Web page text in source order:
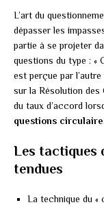
L’art du
dépasser les
partie à se projeter
questions du type : «
est perçue par
sur la Résolution des
du taux d’accord
questions
Les tactiques
tendues
La technique du «